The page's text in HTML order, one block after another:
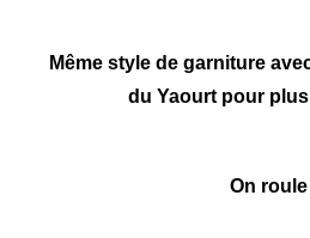
Même style de garniture
du Yaourt pour
On roule